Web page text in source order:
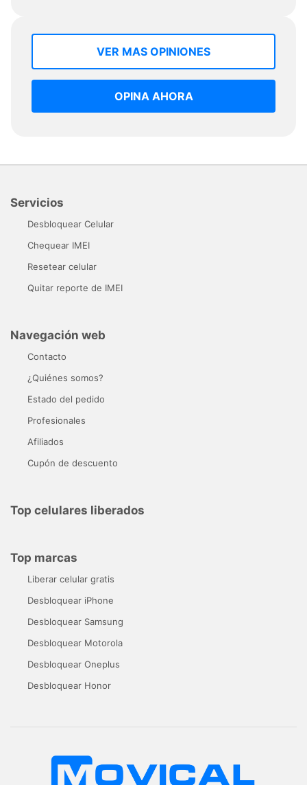
VER MAS OPINIONES
OPINA AHORA
Servicios
Desbloquear Celular
Chequear IMEI
Resetear celular
Quitar reporte de IMEI
Navegación web
Contacto
¿Quiénes somos?
Estado del pedido
Profesionales
Afiliados
Cupón de descuento
Top celulares liberados
Top marcas
Liberar celular gratis
Desbloquear iPhone
Desbloquear Samsung
Desbloquear Motorola
Desbloquear Oneplus
Desbloquear Honor